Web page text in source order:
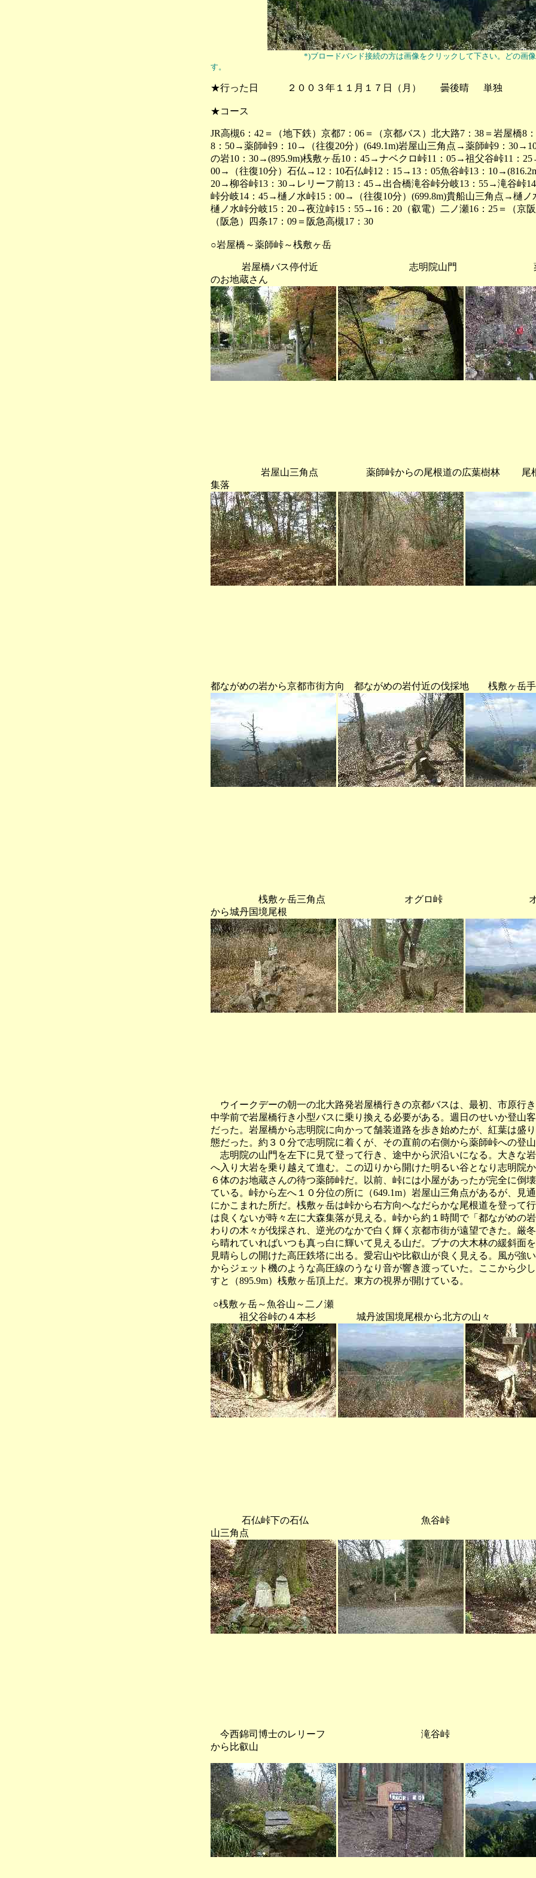
*)ブロードバンド接続の方は画像をクリックして下さい。どの画
す。
★行った日 ２００３年１１月１７日（月） 曇後晴 単独
★コース
JR高槻6：42＝（地下鉄）京都7：06＝（京都バス）北大路7：38＝岩屋橋8
8：50→薬師峠9：10→（往復20分）(649.1m)岩屋山三角点→薬師峠9：
の岩10：30→(895.9m)桟敷ヶ岳10：45→ナベクロ峠11：05→祖父谷峠11：
00→（往復10分）石仏→12：10石仏峠12：15→13：05魚谷峠13：
20→柳谷峠13：30→レリーフ前13：45→出合橋滝谷峠分岐13：55→滝谷峠
峠分岐14：45→樋ノ水峠15：00→（往復10分）(699.8m)貴船山三角点→樋
樋ノ水峠分岐15：20→夜泣峠15：55→16：20（叡電）二ノ瀬16：25＝（京
（阪急）四条17：09＝阪急高槻17：30
○岩屋橋～薬師峠～桟敷ヶ岳
岩屋橋バス停付近 志明院山門 薬師
のお地蔵さん
岩屋山三角点 薬師峠からの尾根道の広葉樹林 尾根
集落
都ながめの岩から京都市街方向 都ながめの岩付近の伐採地 桟敷ヶ岳手
桟敷ヶ岳三角点 オグロ峠 オグロ
から城丹国境尾根
ウイークデーの朝一の北大路発岩屋橋行きの京都バスは、最初、市原行
中学前で岩屋橋行き小型バスに乗り換える必要がある。週日のせいか登山
だった。岩屋橋から志明院に向かって舗装道路を歩き始めたが、紅葉は盛
態だった。約３０分で志明院に着くが、その直前の右側から薬師峠への登
志明院の山門を左下に見て登って行き、途中から沢沿いになる。大きな
へ入り大岩を乗り越えて進む。この辺りから開けた明るい谷となり志明院
６体のお地蔵さんの待つ薬師峠だ。以前、峠には小屋があったが完全に倒
ている。峠から左へ１０分位の所に（649.1m）岩屋山三角点があるが、見
にかこまれた所だ。桟敷ヶ岳は峠から右方向へなだらかな尾根道を登って
は良くないが時々左に大森集落が見える。峠から約１時間で「都ながめの
わりの木々が伐採され、逆光のなかで白く輝く京都市街が遠望できた。厳
ら晴れていればいつも真っ白に輝いて見える山だ。ブナの大木林の緩斜面
見晴らしの開けた高圧鉄塔に出る。愛宕山や比叡山が良く見える。風が強
からジェット機のような高圧線のうなり音が響き渡っていた。ここから少
すと（895.9m）桟敷ヶ岳頂上だ。東方の視界が開けている。
○桟敷ヶ岳～魚谷山～二ノ瀬
祖父谷峠の４本杉 城丹波国境尾根から北方の山
石仏峠下の石仏 魚谷峠
山三角点
今西錦司博士のレリーフ 滝谷峠 二
から比叡山